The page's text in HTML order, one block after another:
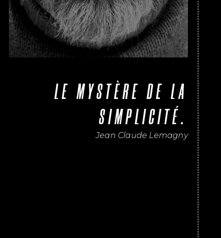
LE MYSTÈRE DE LA
SIMPLICITÉ.
Jean Claude Lemagny